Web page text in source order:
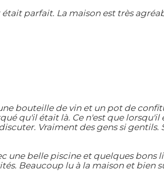
parfait. La maison est très
bouteille de vin et un pot de
qu'il était là. Ce n'est que lorsqu'il
Vraiment des gens si gentils.
une belle piscine et quelques bons
Beaucoup lu à la maison et bien